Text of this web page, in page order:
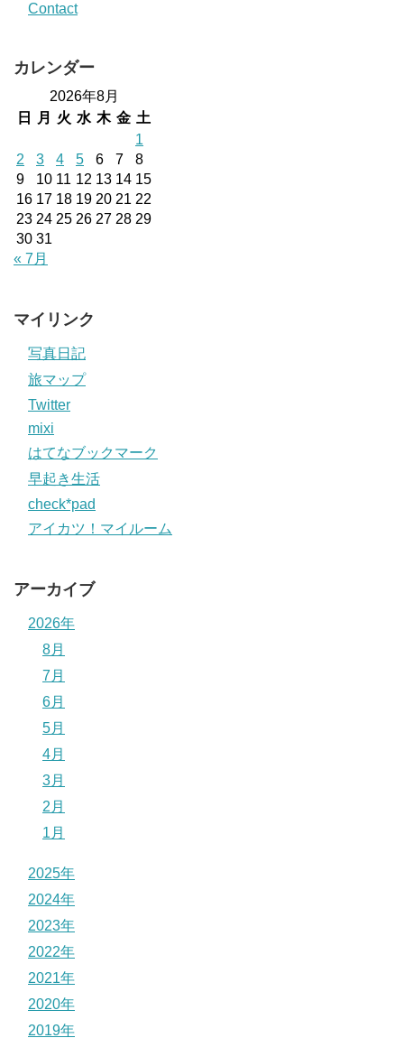
Contact
カレンダー
2026年8月
日
月 火 水 木 金 土
1
2
3 4 5 6 7
8
9
10 11 12 13 14 15
16 17 18 19 20 21 22
23 24 25 26 27 28 29
30 31
« 7月
マイリンク
写真日記
旅マップ
Twitter
mixi
はてなブックマーク
早起き生活
check*pad
アイカツ！マイルーム
アーカイブ
2026年
8月
7月
6月
5月
4月
3月
2月
1月
2025年
2024年
2023年
2022年
2021年
2020年
2019年